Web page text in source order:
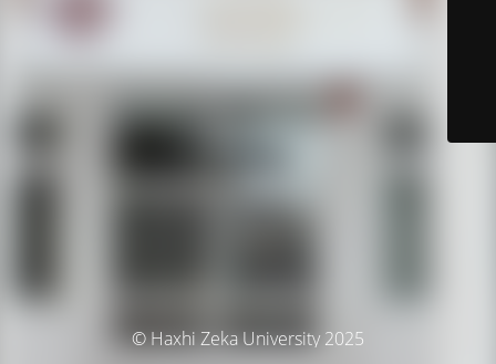
© Haxhi Zeka University 2025